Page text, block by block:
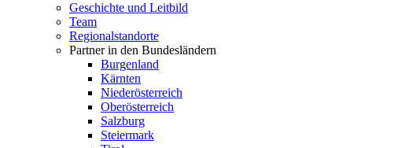
Geschichte und Leitbild
Team
Regionalstandorte
Partner in den Bundesländern
Burgenland
Kärnten
Niederösterreich
Oberösterreich
Salzburg
Steiermark